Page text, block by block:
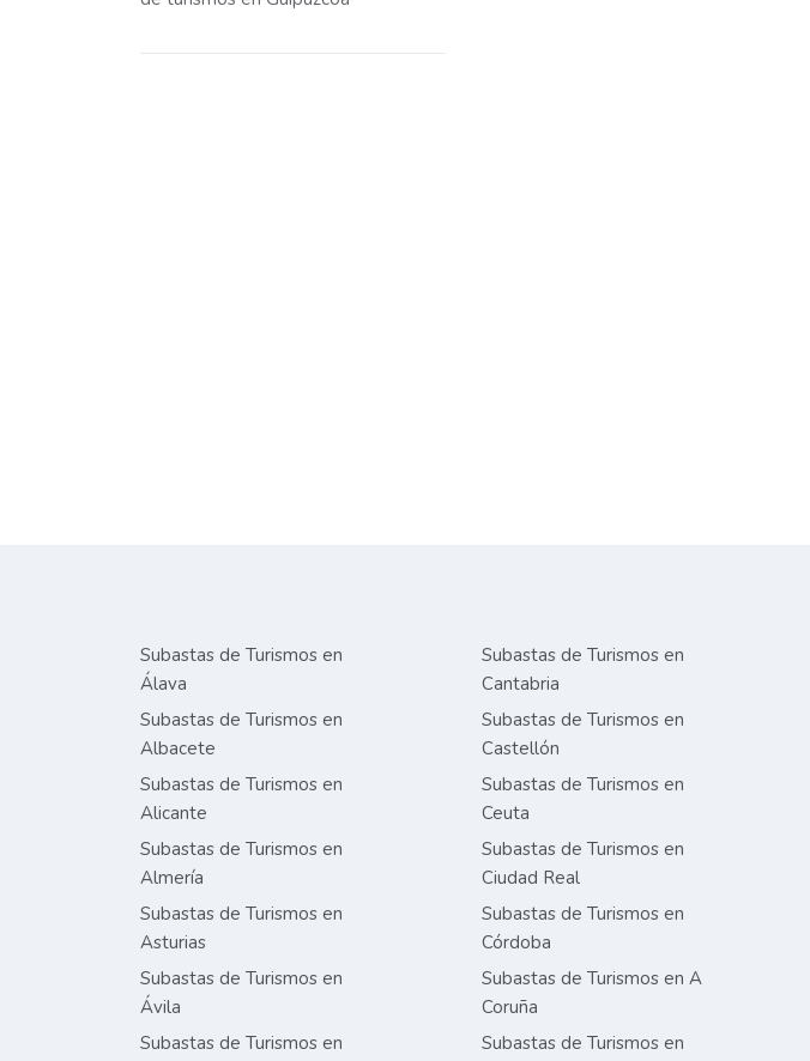
Subastas de Turismos en
Álava
Subastas de Turismos en
Albacete
Subastas de Turismos en
Alicante
Subastas de Turismos en
Almería
Subastas de Turismos en
Asturias
Subastas de Turismos en
Ávila
Subastas de Turismos en
Subastas de Turismos en
Cantabria
Subastas de Turismos en
Castellón
Subastas de Turismos en
Ceuta
Subastas de Turismos en
Ciudad Real
Subastas de Turismos en
Córdoba
Subastas de Turismos en A
Coruña
Subastas de Turismos en